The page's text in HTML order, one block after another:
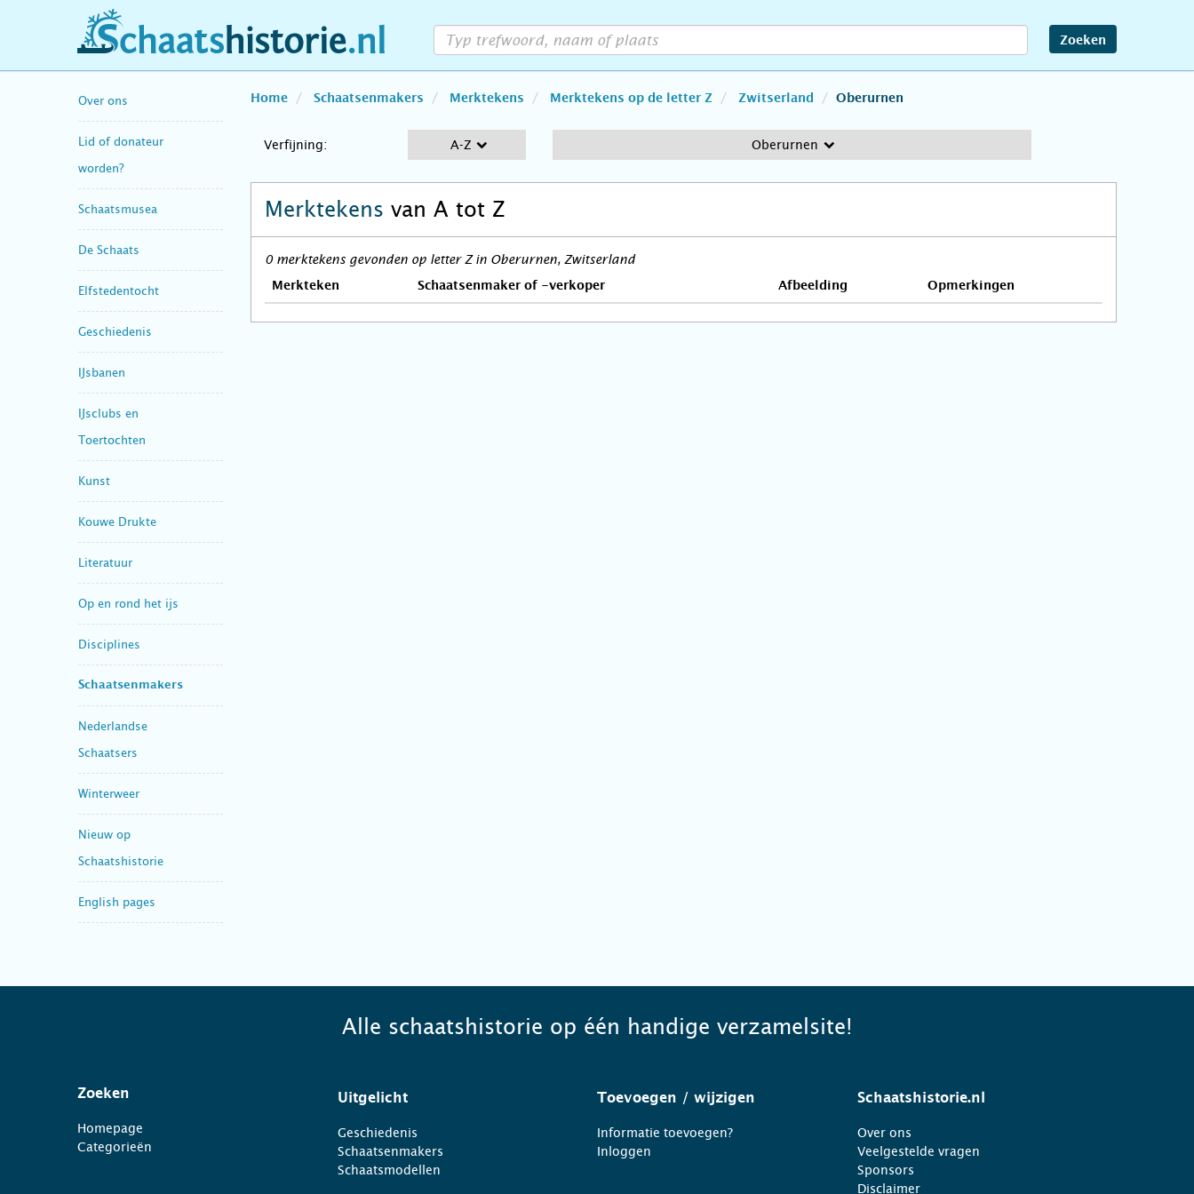
schaatshistorie.nl Zoeken
Over ons
Lid of donateur
worden?
Schaatsmusea
De Schaats
Elfstedentocht
Geschiedenis
IJsbanen
IJsclubs en
Toertochten
Kunst
Kouwe Drukte
Literatuur
Op en rond het ijs
Disciplines
Schaatsenmakers
Nederlandse
Schaatsers
Winterweer
Nieuw op
Schaatshistorie
English pages
Home Schaatsenmakers Merktekens Merktekens op de letter Z Zwitserland Oberurnen
Verfijning: A-Z Oberurnen
Merktekens van A tot Z
0 merktekens gevonden op letter Z in Oberurnen, Zwitserland
Merkteken Schaatsenmaker of -verkoper Afbeelding Opmerkingen
Alle schaatshistorie op één handige verzamelsite!
Zoeken
Homepage
Categorieën
Uitgelicht
Geschiedenis
Schaatsenmakers
Schaatsmodellen
Toevoegen / wijzigen
Informatie toevoegen?
Inloggen
Schaatshistorie.nl
Over ons
Veelgestelde vragen
Sponsors
Disclaimer